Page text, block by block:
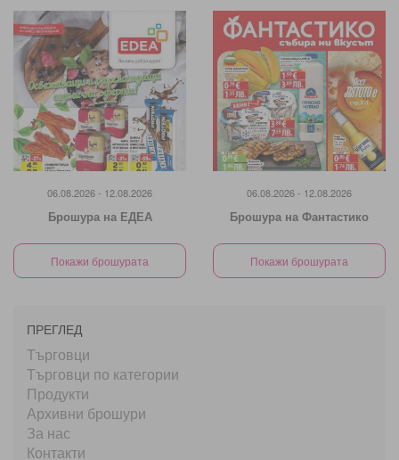
06.08.2026 - 12.08.2026
Брошура на ЕДЕА
Покажи брошурата
06.08.2026 - 12.08.2026
Брошура на Фантастико
Покажи брошурата
ПРЕГЛЕД
Търговци
Търговци по категории
Продукти
Архивни брошури
За нас
Контакти